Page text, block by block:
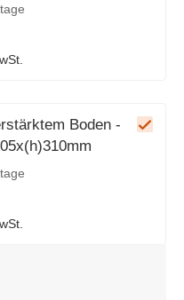
Boden -